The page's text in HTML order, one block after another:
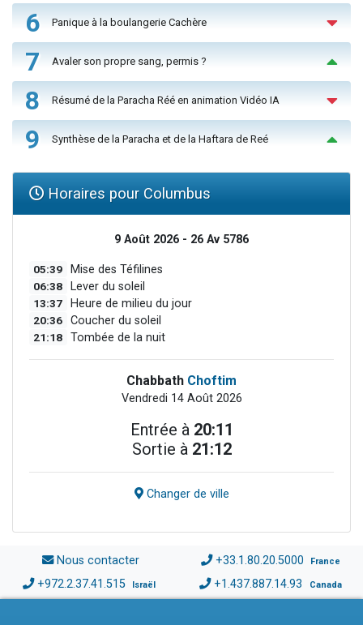
6 Panique à la boulangerie Cachère
7 Avaler son propre sang, permis ?
8 Résumé de la Paracha Réé en animation Vidéo IA
9 Synthèse de la Paracha et de la Haftara de Reé
Horaires pour Columbus
9 Août 2026 - 26 Av 5786
05:39 Mise des Téfilines
06:38 Lever du soleil
13:37 Heure de milieu du jour
20:36 Coucher du soleil
21:18 Tombée de la nuit
Chabbath Choftim
Vendredi 14 Août 2026
Entrée à 20:11
Sortie à 21:12
Changer de ville
Nous contacter +33.1.80.20.5000 France
+972.2.37.41.515 Israël +1.437.887.14.93 Canada